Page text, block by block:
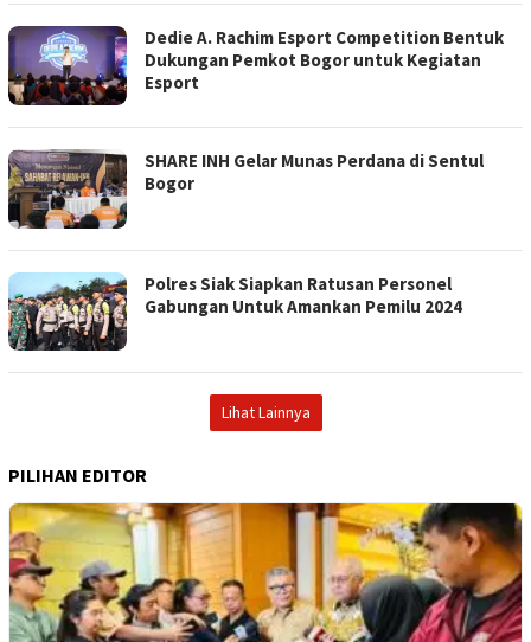
Dedie A. Rachim Esport Competition Bentuk
Dukungan Pemkot Bogor untuk Kegiatan
Esport
SHARE INH Gelar Munas Perdana di Sentul
Bogor
Polres Siak Siapkan Ratusan Personel
Gabungan Untuk Amankan Pemilu 2024
Lihat Lainnya
PILIHAN EDITOR